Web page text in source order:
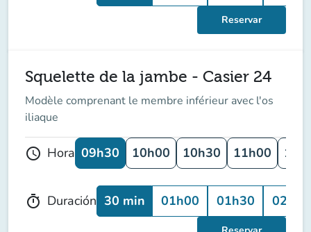
Reservar
Squelette de la jambe - Casier 24
Modèle comprenant le membre inférieur avec l'os
iliaque
schedule Hora 09h30 10h00 10h30 11h00
timer Duración 30 min 01h00 01h30 02h00